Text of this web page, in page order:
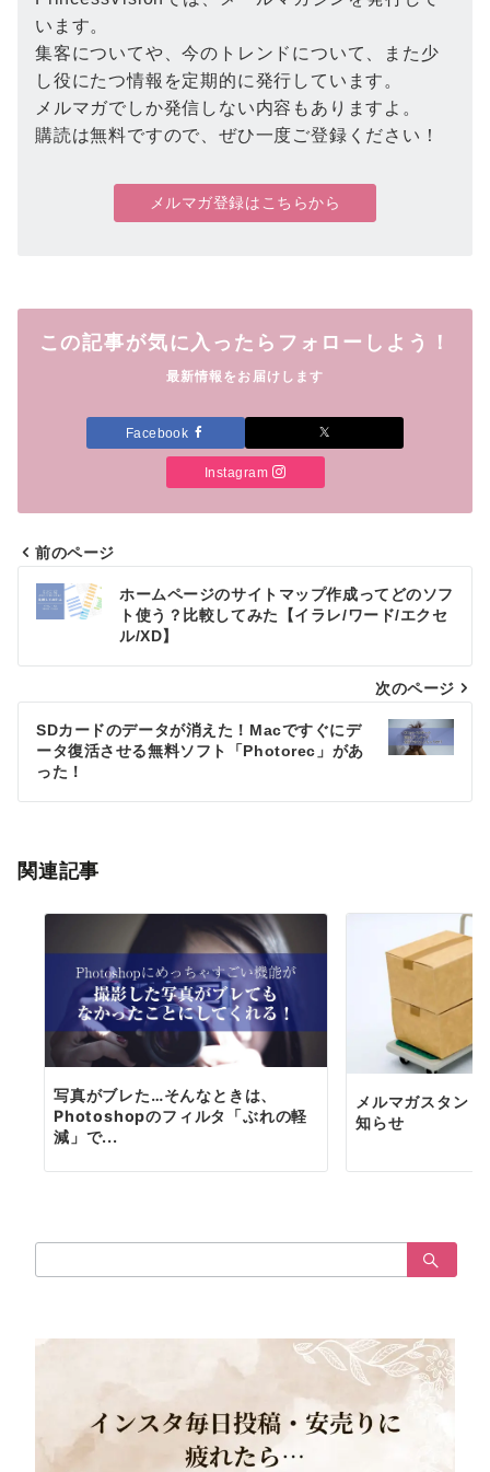
います。
集客についてや、今のトレンドについて、また少
し役にたつ情報を定期的に発行しています。
メルマガでしか発信しない内容もありますよ。
購読は無料ですので、ぜひ一度ご登録ください！
メルマガ登録はこちらから
この記事が気に入ったらフォローしよう！
最新情報をお届けします
Facebook
Instagram
投
稿
ナ
ビ
ゲ
ー
シ
ン
前のページ
ホームページのサイトマップ作成ってどのソフ
ト使う？比較してみた【イラレ/ワード/エクセ
ル/XD】
次のページ
SDカードのデータが消えた！Macですぐにデ
ータ復活させる無料ソフト「Photorec」があ
った！
関連記事
写真がブレた…そんなときは、
Photoshopのフィルタ「ぶれの軽
減」で...
メルマガスタン
知らせ
索：